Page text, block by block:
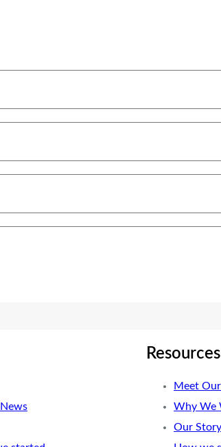
Resources
Meet
Why We
Our Story